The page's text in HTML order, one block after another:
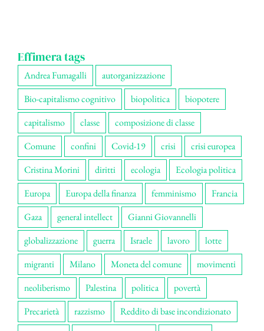
Effimera tags
Andrea Fumagalli
autorganizzazione
Bio-capitalismo cognitivo
biopolitica
biopotere
capitalismo
classe
composizione di classe
Comune
confini Covid-19 crisi
crisi europea
Cristina Morini
diritti ecologia
Ecologia politica
Europa
Europa della finanza femminismo
Francia
Gaza
general intellect
Gianni Giovannelli
globalizzazione
guerra Israele lavoro
lotte
migranti
Milano Moneta del comune
movimenti
neoliberismo
Palestina politica
povertà
Precarietà
razzismo
Reddito di base incondizionato